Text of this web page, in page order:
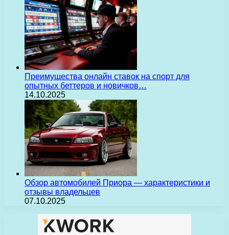
Преимущества онлайн ставок на спорт для
опытных беттеров и новичков…
14.10.2025
Обзор автомобилей Приора — характеристики и
отзывы владельцев
07.10.2025